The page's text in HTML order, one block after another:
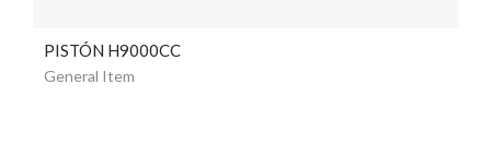
PISTÓN H9000CC
General Item